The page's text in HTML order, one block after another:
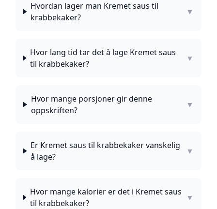
Hvordan lager man Kremet saus til
krabbekaker?
▼
Hvor lang tid tar det å lage Kremet saus
til krabbekaker?
▼
Hvor mange porsjoner gir denne
oppskriften?
▼
Er Kremet saus til krabbekaker vanskelig
å lage?
▼
Hvor mange kalorier er det i Kremet saus
til krabbekaker?
▼